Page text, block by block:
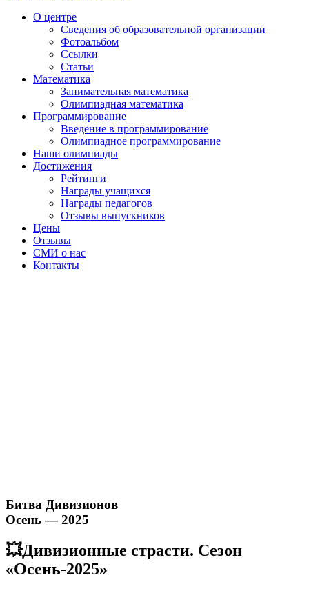
О центре
Сведения об образовательной организации
Фотоальбом
Ссылки
Статьи
Математика
Занимательная математика
Олимпиадная математика
Программирование
Введение в программирование
Олимпиадное программирование
Наши олимпиады
Достижения
Рейтинги
Награды учащихся
Награды педагогов
Отзывы выпускников
Цены
Отзывы
СМИ о нас
Контакты
Битва Дивизионов
Осень — 2025
💥Дивизионные страсти. Сезон
«Осень-2025»